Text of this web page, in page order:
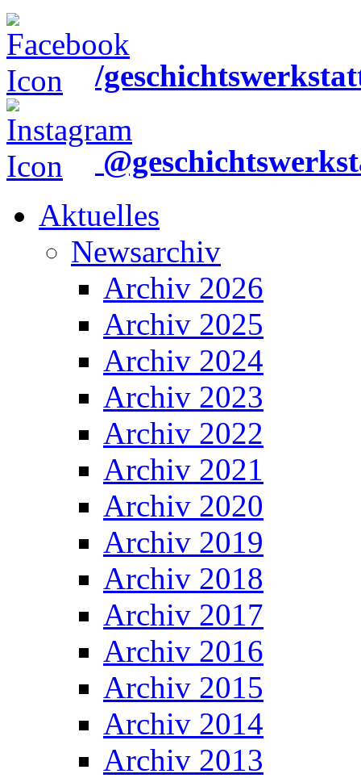
/
Aktuelles
Newsarchiv
Archiv 2026
Archiv 2025
Archiv 2024
Archiv 2023
Archiv 2022
Archiv 2021
Archiv 2020
Archiv 2019
Archiv 2018
Archiv 2017
Archiv 2016
Archiv 2015
Archiv 2014
Archiv 2013